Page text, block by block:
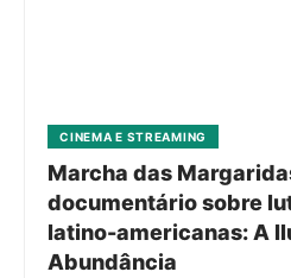
CINEMA E STREAMING
Marcha das
documentário sobre
latino-americanas: A
Abundância